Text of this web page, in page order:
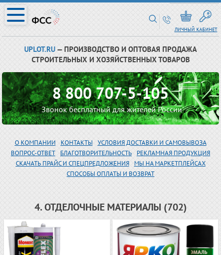
ЛИЧНЫЙ КАБИНЕТ
UPLOT.RU — ПРОИЗВОДСТВО И ОПТОВАЯ ПРОДАЖА
СТРОИТЕЛЬНЫХ И ХОЗЯЙСТВЕННЫХ ТОВАРОВ
8 800 707-5-105
Звонок бесплатный для жителей России
О КОМПАНИИ КОНТАКТЫ
УСЛОВИЯ ДОСТАВКИ И САМОВЫВОЗА
ВОПРОС-ОТВЕТ
БЛАГОТВОРИТЕЛЬНОСТЬ
РЕКЛАМНАЯ ПРОДУКЦИЯ
СКАЧАТЬ ПРАЙС И СПЕЦПРЕДЛОЖЕНИЯ
МЫ НА МАРКЕТПЛЕЙСАХ
СПОСОБЫ ОПЛАТЫ И ВОЗВРАТ
4. ОТДЕЛОЧНЫЕ МАТЕРИАЛЫ (702)